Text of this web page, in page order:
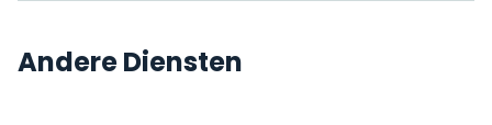
Andere Diensten